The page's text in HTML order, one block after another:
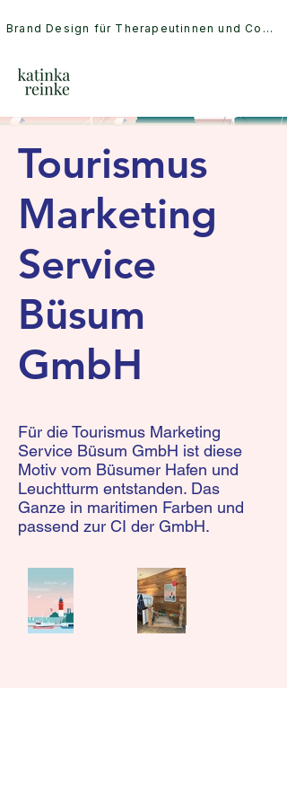
Brand Design für Therapeutinnen und Coaches
Tourismus
Marketing
Service
Büsum
GmbH
Für die Tourismus Marketing
Service Büsum GmbH ist diese
Motiv vom Büsumer Hafen und
Leuchtturm entstanden. Das
Ganze in maritimen Farben und
passend zur CI der GmbH.